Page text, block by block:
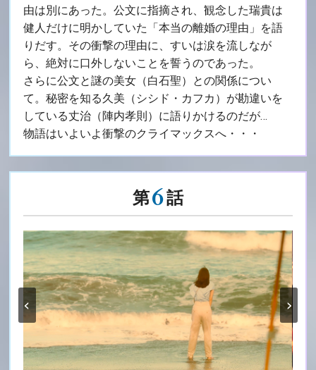
由は別にあった。公文に指摘され、観念した瑞貴は
健人だけに明かしていた「本当の離婚の理由」を語
りだす。その衝撃の理由に、すいは涙を流しなが
ら、絶対に口外しないことを誓うのであった。
さらに公文と謎の美女（白石聖）との関係につい
て。秘密を知る久美（シシド・カフカ）が勘違いを
している丈治（陣内孝則）に語りかけるのだが…
物語はいよいよ衝撃のクライマックスへ・・・
第6話
‹ ›